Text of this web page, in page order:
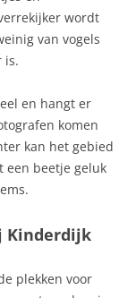
wordt
van vogels
is.
en hangt er
komen
kan het gebied
een beetje geluk
Kinderdijk
plekken voor